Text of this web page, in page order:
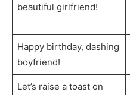
beautiful girlfriend!
Happy birthday, dashing
boyfriend!
Let’s raise a toast on